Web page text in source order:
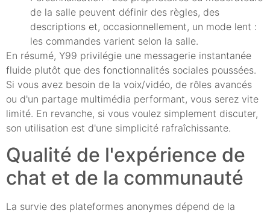
de la salle peuvent définir des règles, des
descriptions et, occasionnellement, un mode lent :
les commandes varient selon la salle.
En résumé, Y99 privilégie une messagerie instantanée
fluide plutôt que des fonctionnalités sociales poussées.
Si vous avez besoin de la voix/vidéo, de rôles avancés
ou d'un partage multimédia performant, vous serez vite
limité. En revanche, si vous voulez simplement discuter,
son utilisation est d'une simplicité rafraîchissante.
Qualité de l'expérience de
chat et de la communauté
La survie des plateformes anonymes dépend de la